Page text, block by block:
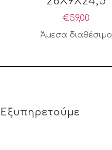
€59,00
Άμεσα διαθέσιμο
Εξυπηρετούμε